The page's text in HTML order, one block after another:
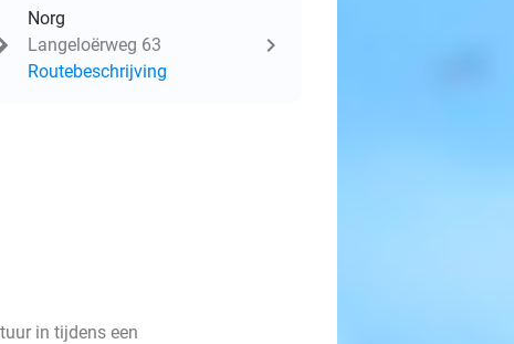
Norg
Langeloërweg 63
Routebeschrijving
in tijdens een